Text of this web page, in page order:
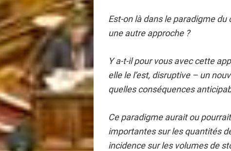
Est-on là dans le paradigme
une autre approche ?
Y a-t-il pour vous avec cette
elle le l’est, disruptive – un
quelles conséquences
Ce paradigme aurait ou
importantes sur les quantités
incidence sur les volumes de